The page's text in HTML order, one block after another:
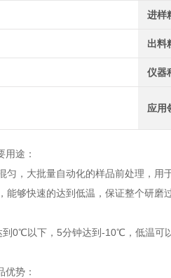
进样
出料
仪器
应用
用途：
匀，大批量自动化的样品前处理，用
能够快速的达到低温，保证整个研
到0℃以下，5分钟达到-10℃，低温可
优势：